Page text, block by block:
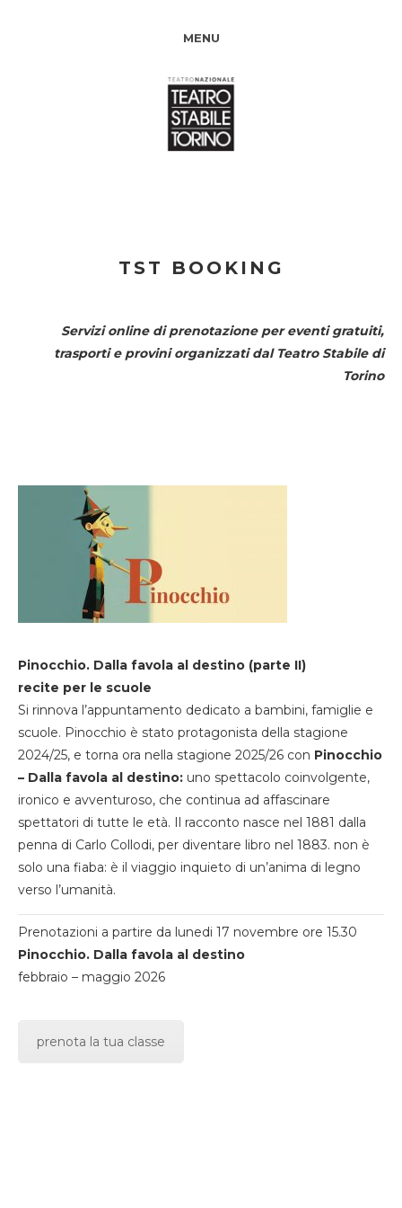
MENU
TST BOOKING
Servizi online di prenotazione per eventi gratuiti,
trasporti e provini organizzati dal Teatro Stabile di
Torino
Pinocchio. Dalla favola al destino (parte II)
recite per le scuole
Si rinnova l’appuntamento dedicato a bambini, famiglie e
scuole. Pinocchio è stato protagonista della stagione
2024/25, e torna ora nella stagione 2025/26 con Pinocchio
– Dalla favola al destino: uno spettacolo coinvolgente,
ironico e avventuroso, che continua ad affascinare
spettatori di tutte le età. Il racconto nasce nel 1881 dalla
penna di Carlo Collodi, per diventare libro nel 1883. non è
solo una fiaba: è il viaggio inquieto di un’anima di legno
verso l’umanità.
Prenotazioni a partire da lunedi 17 novembre ore 15.30
Pinocchio. Dalla favola al destino
febbraio – maggio 2026
prenota la tua classe